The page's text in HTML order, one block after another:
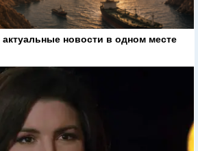
новости в одном месте